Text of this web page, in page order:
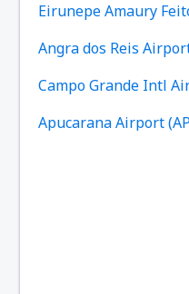
Eirunepe Amaury
Angra dos Reis
Campo Grande Intl
Apucarana Airport